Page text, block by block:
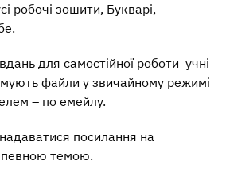
робочі зошити, Букварі,
для самостійної роботи учні
файли у звичайному режимі
– по емейлу.
посилання на
певною темою.